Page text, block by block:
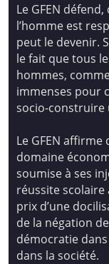
Le GFEN
l’homme est
peut le devenir.
le fait que tous
hommes,
immenses pour
socio-construire
Le GFEN affirme
domaine
soumise à ses
réussite
prix d’une
de la négation
démocratie
dans la société.